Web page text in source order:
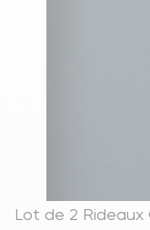
Lot de 2